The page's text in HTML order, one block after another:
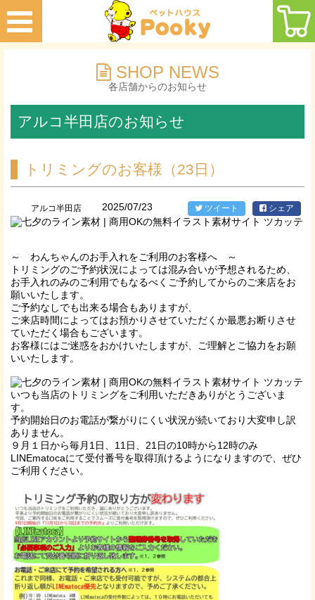
SHOP NEWS
各店舗からのお知らせ
アルコ半田店のお知らせ
トリミングのお客様（23日）
アルコ半田店 2025/07/23 ツイート シェア
～ わんちゃんのお手入れをご利用のお客様へ ～
トリミングのご予約状況によっては混み合いが予想されるため、
お手入れのみのご利用でもなるべくご予約してからのご来店をお
願いいたします。
ご予約なしでも出来る場合もありますが、
ご来店時間によってはお預かりさせていただくか最悪お断りさせ
ていただく場合もございます。
お客様にはご迷惑をおかけいたしますが、ご理解とご協力をお願
いいたします。
いつも当店のトリミングをご利用いただきありがとうございま
す。
予約開始日のお電話が繋がりにくい状況が続いており大変申し訳
ありません。
９月１日から毎月1日、11日、21日の10時から12時のみ
LINEmatocaにて受付番号を取得頂けるようになりますので、ぜひ
ご利用ください。